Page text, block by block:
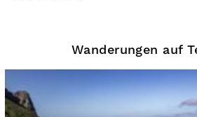
Wanderungen auf